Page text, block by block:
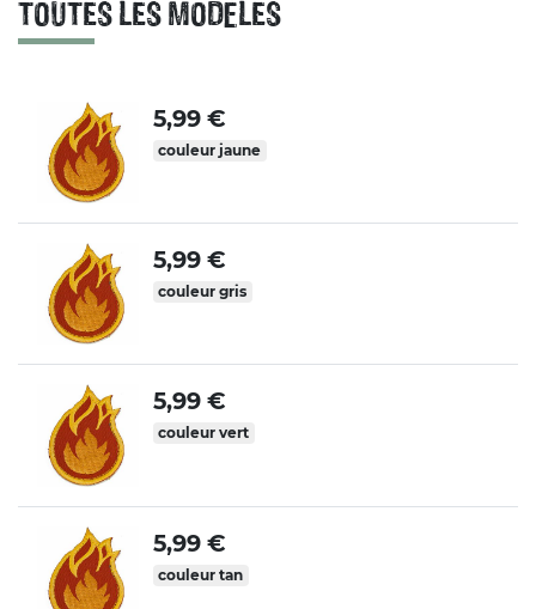
TOUTES LES MODÈLES
5,99 €
couleur jaune
5,99 €
couleur gris
5,99 €
couleur vert
5,99 €
couleur tan